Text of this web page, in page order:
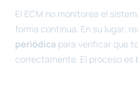
El ECM no monitorea el
forma continua. En su lugar,
periódica para verificar que
correctamente. El proceso es